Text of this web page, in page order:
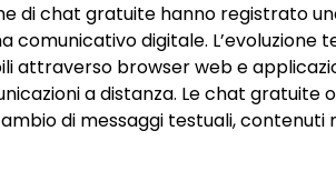
di chat gratuite hanno registrato
comunicativo digitale.
attraverso browser web e
a distanza. Le chat
di messaggi testuali, contenuti